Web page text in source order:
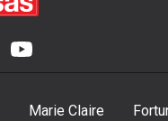
Marie Claire